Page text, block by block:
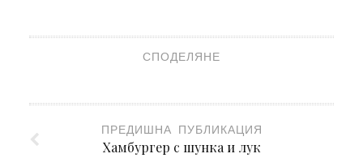
СПОДЕЛЯНЕ
ПРЕДИШНА ПУБЛИКАЦИЯ
Хамбургер с шунка и лук